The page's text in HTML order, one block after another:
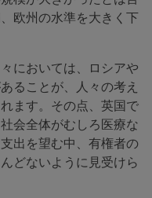
欧州の水準を大きく下
においては、ロシアや
ることが、人々の考え
ます。その点、英国で
会全体がむしろ医療な
出を望む中、有権者の
どないように見受けら